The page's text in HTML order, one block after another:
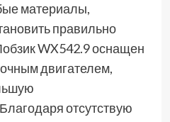
материалы,
правильно
WX542.9 оснащен
двигателем,
отсутствую